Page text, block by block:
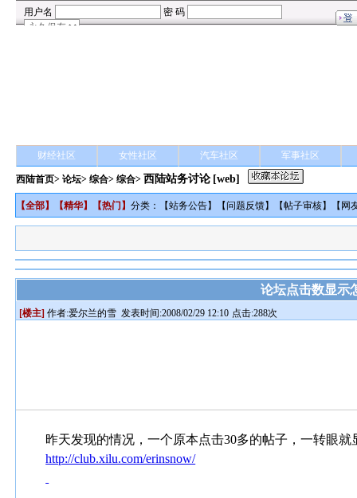
财经社区 女性社区 汽车社区 军事社区
西陆首页>论坛>综合> 综合> 西陆站务讨论 [web]
【全部】【精华】【热门 】分类：【站务公告】【问题反馈】【帖子审核】【 网
论坛点击数显示
[楼主] 作者:爱尔兰的雪 发表时间:2008/02/29 12:10 点击:288次
昨天发现的情况，一个原本点击30多的帖子，一转眼
http://club.xilu.com/erinsnow/